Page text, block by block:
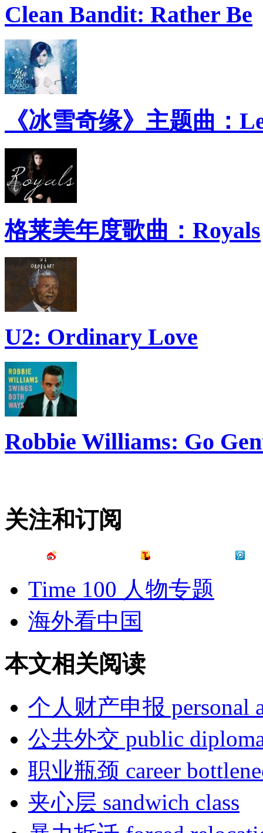
Clean Bandit: Rather Be
《冰雪奇缘》主题曲：
格莱美年度歌曲：Royals
U2: Ordinary Love
Robbie Williams: Go
关注和订阅
Time 100 人物专题
海外看中国
本文相关阅读
个人财产申报 personal
公共外交 public
职业瓶颈 career
夹心层 sandwich class